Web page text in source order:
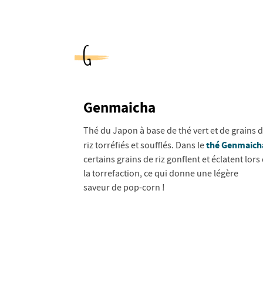
G
Genmaicha
Thé du Japon à base de thé vert et de grains
riz torréfiés et soufflés. Dans lethé
certains grains de riz gonflent et éclatent lors
la torrefaction, ce qui donne une légère
saveur de pop-corn !